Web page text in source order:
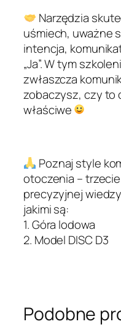
Narzędzia
uśmiech, uważne
intencja,
„Ja”. W tym
zwłaszcza
zobaczysz, czy to
właściwe
Poznaj style
otoczenia –
precyzyjnej
jakimi są:
1. Góra lodowa
2. Model DISC D3
Podobne